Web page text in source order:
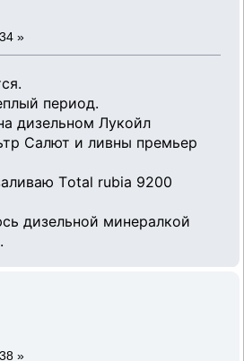
»
период.
дизельном Лукойл
Салют и ливны премьер
Tоtаl rubia 9200
дизельной минералкой
»